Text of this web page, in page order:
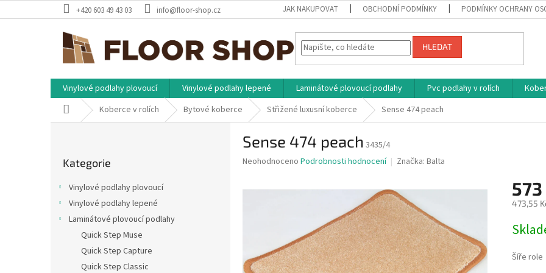
na
+420 603 49 43 03 info@floor-shop.cz JAK NAKUPOVAT OBCHODNÍ PODMÍNKY PODMÍNKY OCHRANY
HLEDAT
Vinylové podlahy plovoucí Vinylové podlahy lepené Laminátové plovoucí podlahy Pvc podlahy v rolích
Domů Koberce v rolích Bytové koberce Střižené luxusní koberce Sense 474 peach
kategorie
Kategorie
Vinylové podlahy plovoucí
Vinylové podlahy lepené
Laminátové plovoucí podlahy
Quick Step Muse
Quick Step Capture
Quick Step Classic
Sense 474 peach 3435/4
Průměrné
Neohodnoceno Podrobnosti hodnocení Značka: Balta
573
473,55
cena:
Šíře role